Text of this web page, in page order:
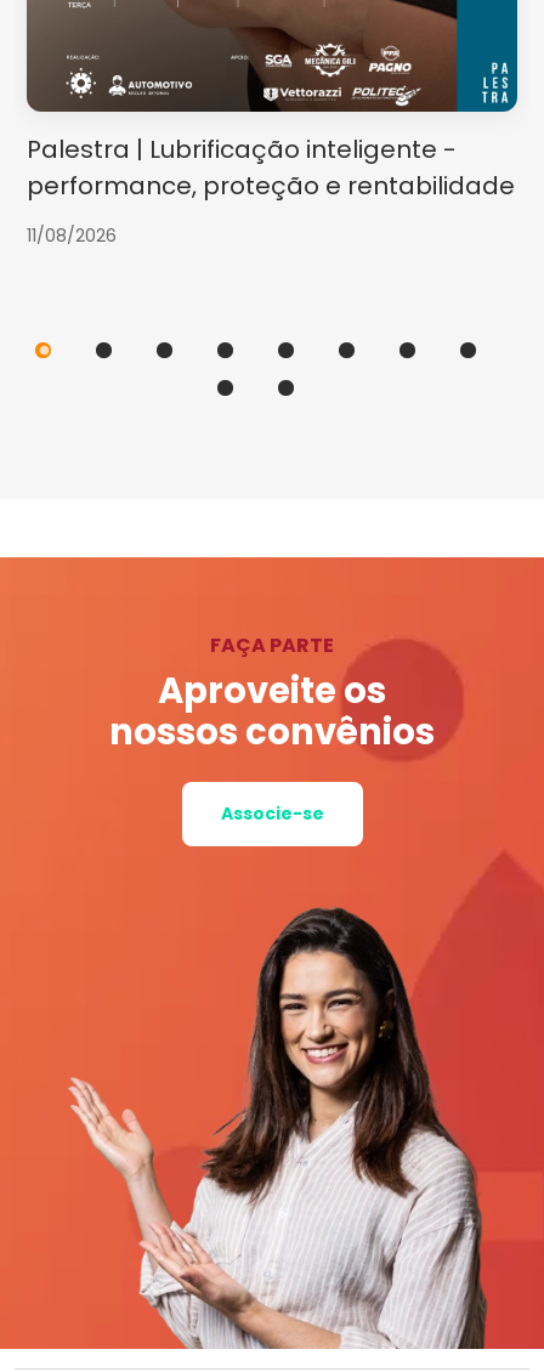
Palestra | Lubrificação inteligente -
performance, proteção e rentabilidade
11/08/2026
FAÇA PARTE
Aproveite os
nossos convênios
Associe-se